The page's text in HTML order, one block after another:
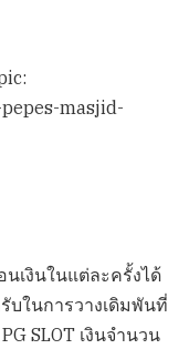
masjid-
เงินในแต่ละครั้งได้
บในการวางเดิมพันที่
SLOT เงินจำนวน